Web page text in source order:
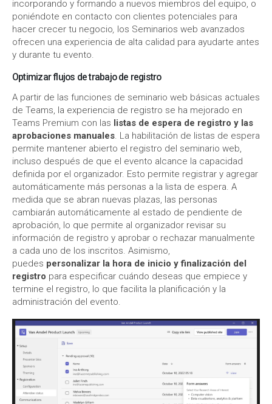
incorporando y formando a nuevos miembros del equipo, o
poniéndote en contacto con clientes potenciales para
hacer crecer tu negocio, los Seminarios web avanzados
ofrecen una experiencia de alta calidad para ayudarte antes
y durante tu evento.
Optimizar flujos de trabajo de registro
A partir de las funciones de seminario web básicas actuales
de Teams, la experiencia de registro se ha mejorado en
Teams Premium con las listas de espera de registro y las
aprobaciones manuales. La habilitación de listas de espera
permite mantener abierto el registro del seminario web,
incluso después de que el evento alcance la capacidad
definida por el organizador. Esto permite registrar y agregar
automáticamente más personas a la lista de espera. A
medida que se abran nuevas plazas, las personas
cambiarán automáticamente al estado de pendiente de
aprobación, lo que permite al organizador revisar su
información de registro y aprobar o rechazar manualmente
a cada uno de los inscritos. Asimismo,
puedes personalizar la hora de inicio y finalización del
registro para especificar cuándo deseas que empiece y
termine el registro, lo que facilita la planificación y la
administración del evento.